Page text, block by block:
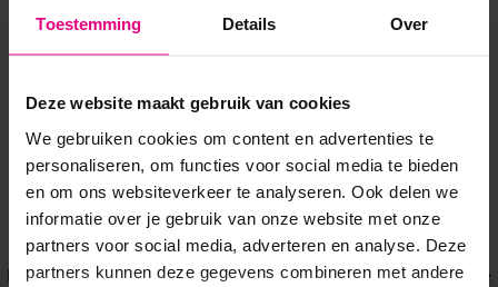
Toestemming Details Over
Deze website maakt gebruik van cookies
We gebruiken cookies om content en advertenties te
personaliseren, om functies voor social media te bieden
en om ons websiteverkeer te analyseren. Ook delen we
informatie over je gebruik van onze website met onze
partners voor social media, adverteren en analyse. Deze
partners kunnen deze gegevens combineren met andere
Application error: a client-side exception has occurred while
loadingwww.voordeeluitjes.nl (see the browser console for more